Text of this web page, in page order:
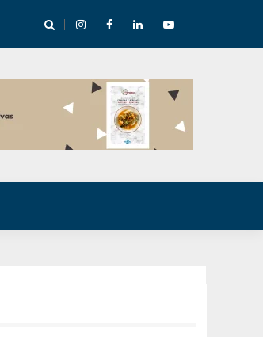
abre temporada cultural em Cuité